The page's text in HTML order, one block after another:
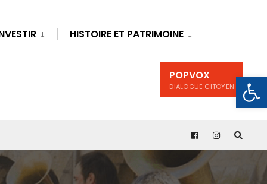
HISTOIRE ET PATRIMOINE
POPVOX
DIALOGUE CITOYEN